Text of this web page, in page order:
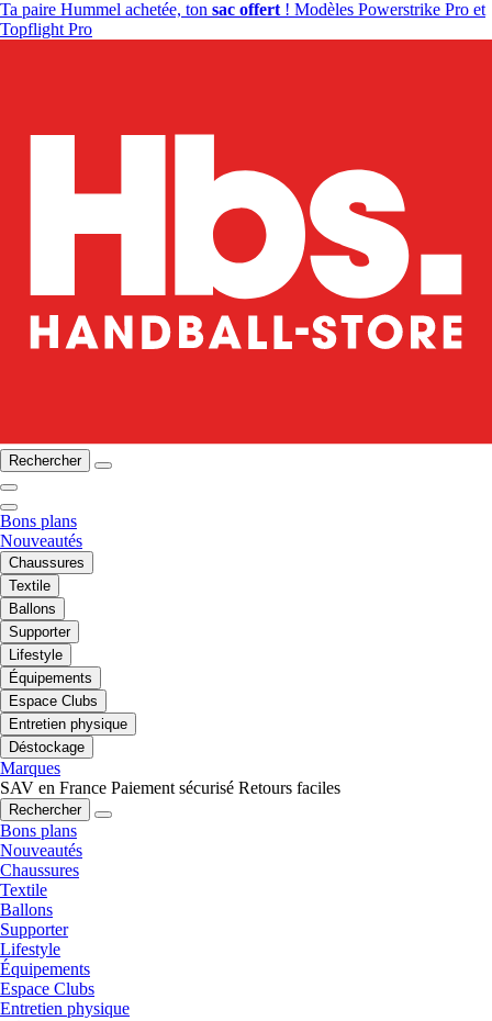
Ta paire Hummel achetée, ton sac offert ! Modèles Powerstrike Pro et
Topflight Pro
Rechercher
Bons plans
Nouveautés
Chaussures
Textile
Ballons
Supporter
Lifestyle
Équipements
Espace Clubs
Entretien physique
Déstockage
Marques
SAV en France Paiement sécurisé Retours faciles
Rechercher
Bons plans
Nouveautés
Chaussures
Textile
Ballons
Supporter
Lifestyle
Équipements
Espace Clubs
Entretien physique